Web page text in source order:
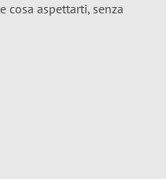
cosa aspettarti, senza